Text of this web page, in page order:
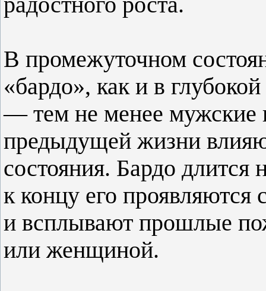
В промежуточном
«бардо», как и в
— тем не менее мужские
предыдущей жизни
состояния. Бардо длится
к концу его проявляются
и всплывают прошлые
или женщиной.